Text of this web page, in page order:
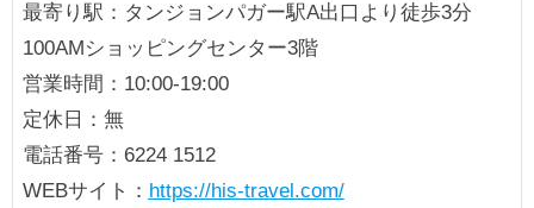
最寄り駅：タンジョンパガー駅A出口より徒歩3分
100AMショッピングセンター3階
営業時間：10:00-19:00
定休日：無
電話番号：6224 1512
WEBサイト： https://his-travel.com/